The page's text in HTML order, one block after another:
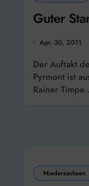
Guter
Apr. 30, 2011
Der Auftakt der Landpartie Messe in Bad
Pyrmont ist
Rainer
Niedersachsen